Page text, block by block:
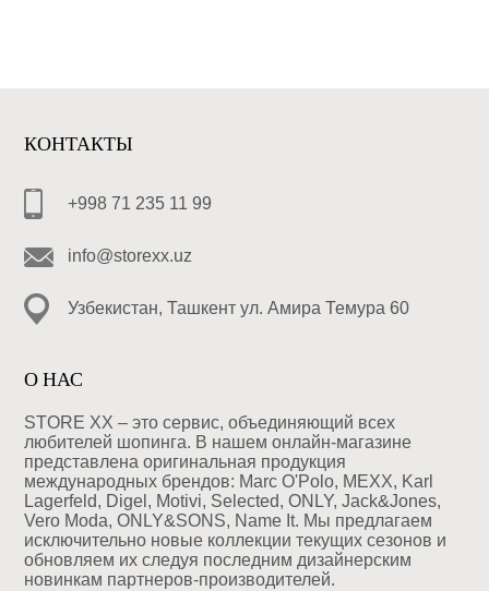
КОНТАКТЫ
+998 71 235 11 99
info@storexx.uz
Узбекистан, Ташкент ул. Амира Темура 60
О НАС
STORE XX – это сервис, объединяющий всех
любителей шопинга. В нашем онлайн-магазине
представлена оригинальная продукция
международных брендов: Marc O'Polo, MEXX, Karl
Lagerfeld, Digel, Motivi, Selected, ONLY, Jack&Jones,
Vero Moda, ONLY&SONS, Name It. Мы предлагаем
исключительно новые коллекции текущих сезонов и
обновляем их следуя последним дизайнерским
новинкам партнеров-производителей.